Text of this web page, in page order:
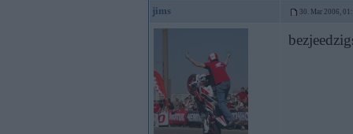
jims 30. Mar 2006,